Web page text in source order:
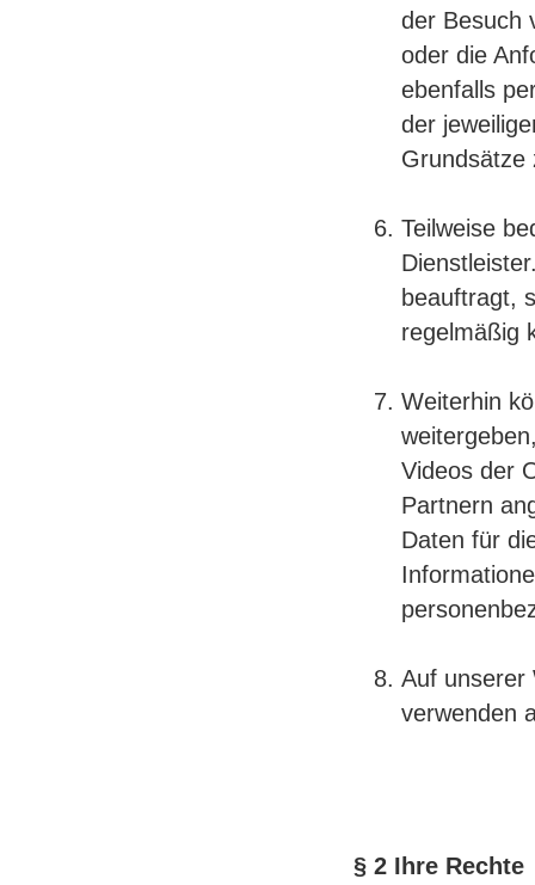
der Besuch
oder die
ebenfalls
der
Grundsätze
Teilweise
beauftragt,
regelmäßig
Weiterhin
Videos der
Partnern
Daten für
Auf unserer
verwenden
§ 2 Ihre Rechte